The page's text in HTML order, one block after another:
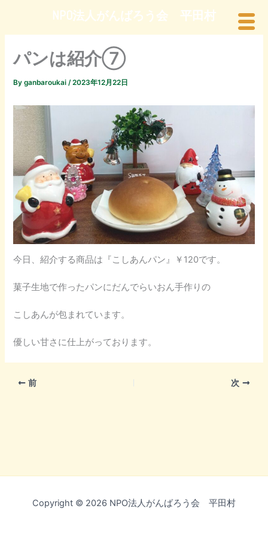
を
パンは紹介⑦
Byganbaroukai/2023年12月22日
今日、紹介する商品は『こしあんパン』￥120です。
菓子生地で作ったパンにだんでらいおん手作りの
こしあんが包まれています。
優しい甘さに仕上がっております。
前 次
Copyright © 2026 NPO法人がんばろう会 平田村
NPO法人がんばろう会 平田村